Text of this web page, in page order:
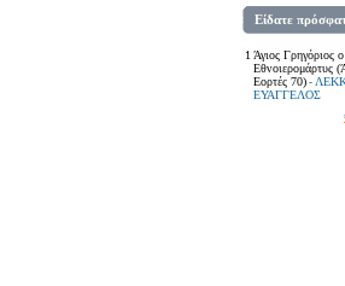
Είδατε
1 Άγιος Γρηγόριος
Εθνοιερομάρτυς
Εορτές 70) -
ΕΥΑΓΓΕΛΟΣ